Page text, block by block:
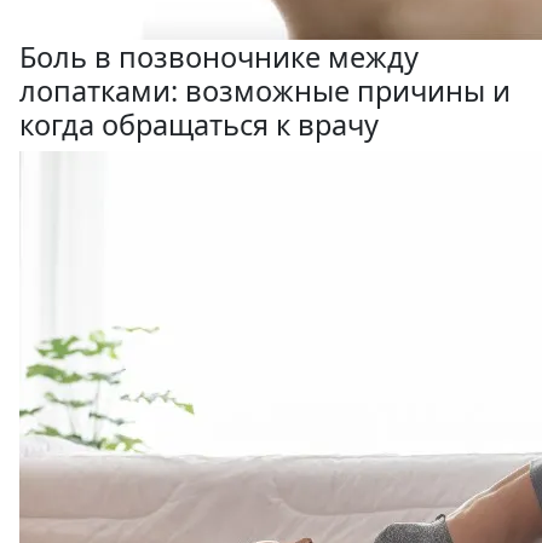
Боль в позвоночнике между
лопатками: возможные причины и
когда обращаться к врачу